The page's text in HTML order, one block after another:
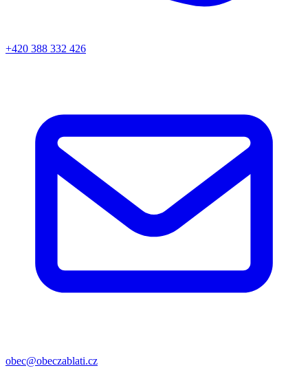
+420 388 332 426
obec@obeczablati.cz